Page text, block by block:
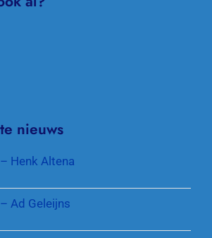
nieuws
Henk Altena
Ad Geleijns